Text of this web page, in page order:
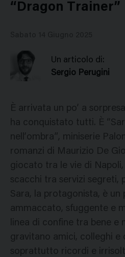
“Dragon Trainer”
Un articolo di:
Sergio Perugini
È arrivata un po’ a
ha conquistato tutti. È
nell’ombra”, miniserie
romanzi di Maurizio De
giocato tra le vie di
scacchi tra servizi segreti,
Sara, la protagonista, è un
ammaccato, sfuggente e
linea di confine tra bene e
gravitano amici, colleghi e
soprattutto ricordi e